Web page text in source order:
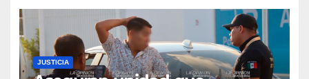
JUSTICIA